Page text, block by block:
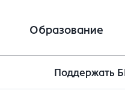
Образование
Поддержать